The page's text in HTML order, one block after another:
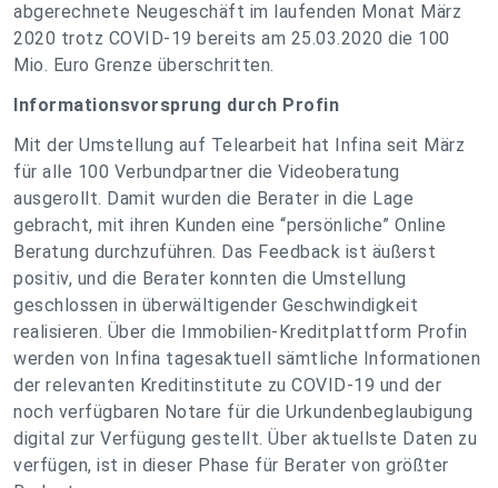
abgerechnete Neugeschäft im laufenden Monat März
2020 trotz COVID-19 bereits am 25.03.2020 die 100
Mio. Euro Grenze überschritten.
Informationsvorsprung durch Profin
Mit der Umstellung auf Telearbeit hat Infina seit März
für alle 100 Verbundpartner die Videoberatung
ausgerollt. Damit wurden die Berater in die Lage
gebracht, mit ihren Kunden eine “persönliche” Online
Beratung durchzuführen. Das Feedback ist äußerst
positiv, und die Berater konnten die Umstellung
geschlossen in überwältigender Geschwindigkeit
realisieren. Über die Immobilien-Kreditplattform Profin
werden von Infina tagesaktuell sämtliche Informationen
der relevanten Kreditinstitute zu COVID-19 und der
noch verfügbaren Notare für die Urkundenbeglaubigung
digital zur Verfügung gestellt. Über aktuellste Daten zu
verfügen, ist in dieser Phase für Berater von größter